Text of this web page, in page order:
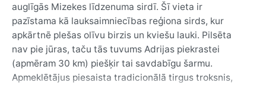
auglīgās Mizekes līdzenuma sirdī. Šī vieta ir
pazīstama kā lauksaimniecības reģiona sirds, kur
apkārtnē plešas olīvu birzis un kviešu lauki. Pilsēta
nav pie jūras, taču tās tuvums Adrijas piekrastei
(apmēram 30 km) piešķir tai savdabīgu šarmu.
Apmeklētājus piesaista tradicionālā tirgus troksnis,